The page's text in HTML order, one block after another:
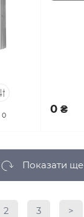
0 0 ₴
Показати ще
2 3 >